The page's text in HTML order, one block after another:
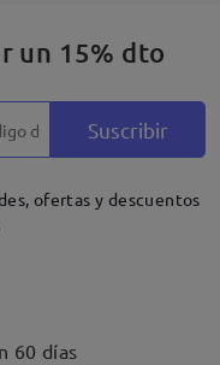
un 15% dto
Suscribir
ofertas y descuentos
60 días